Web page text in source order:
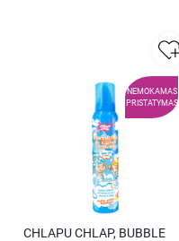
NEMOKAMAS
PRISTATYMAS
CHLAPU CHLAP, BUBBLE